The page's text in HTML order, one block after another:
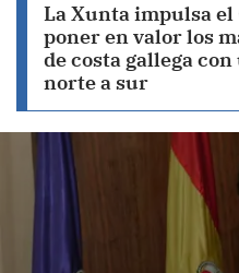
La Xunta impulsa
poner en valor los
de costa gallega
norte a sur